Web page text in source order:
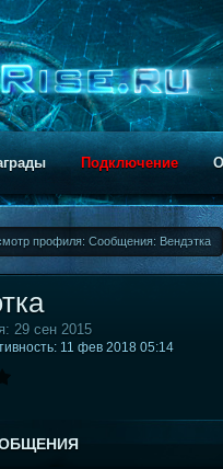
Подключение
профиля: Сообщения: Вендэтка
29 сен 2015
11 фев 2018 05:14